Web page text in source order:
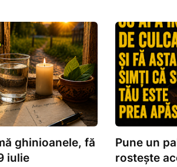
ghinioanele, fă
iulie
Pune un
rostește